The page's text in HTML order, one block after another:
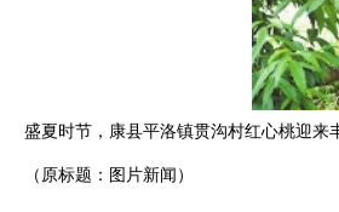
盛夏时节，康县平洛镇贯沟村红心桃迎来
（原标题：图片新闻）